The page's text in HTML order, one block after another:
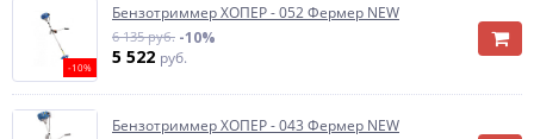
-10%
Бензотриммер ХОПЕР - 052 Фермер NEW
6 135 руб. -10%
5 522 руб.
Бензотриммер ХОПЕР - 043 Фермер NEW